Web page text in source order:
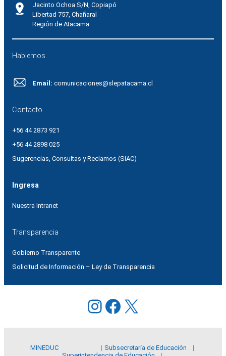
Jacinto Ochoa S/N, Copiapó
Libertad 757, Chañaral
Región de Atacama
Hablemos
Email: comunicaciones@slepatacama.cl
Contacto
+56 44 2873 921
+56 44 2898 025
Sugerencias, Consultas y Reclamos (SIAC)
Ingresa
Nuestra Intranet
Transparencia
Gobierno Transparente
Solicitud de Información – Ley de Transparencia
Instagram
Facebook
X
MINEDUC
Subsecretaría de Educación